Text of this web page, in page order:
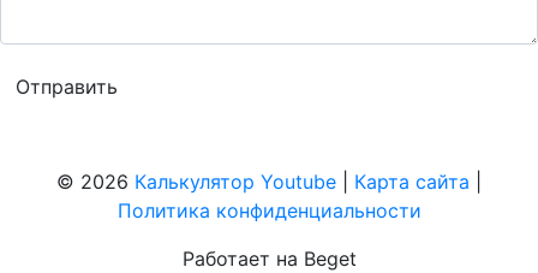
© 2026 Калькулятор Youtube Карта сайта
Политика конфиденциальности
Работает на Beget